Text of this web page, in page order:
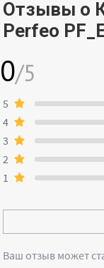
Отзывы о
Perfeo
Ваш отзыв может
0/5
5
4
3
2
1